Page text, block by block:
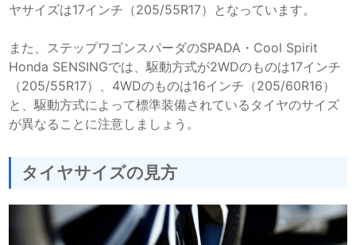
ヤサイズは17インチ（205/55R17）となっています。
また、ステップワゴンスパーダのSPADA・Cool Spirit
Honda SENSINGでは、駆動方式が2WDのものは17インチ
（205/55R17）、4WDのものは16インチ（205/60R16）
と、駆動方式によって標準装備されているタイヤのサイズ
が異なることに注意しましょう。
タイヤサイズの見方